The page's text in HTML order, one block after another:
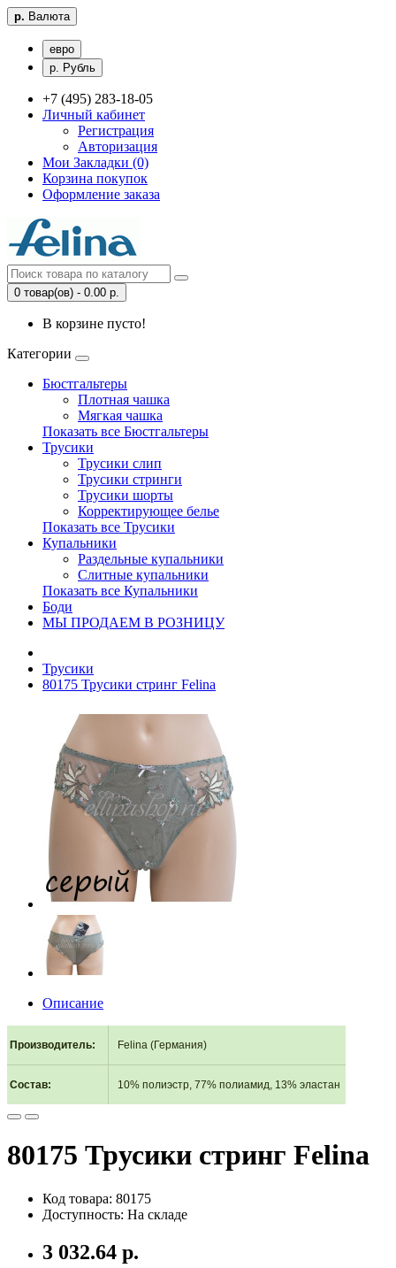
р. Валюта
евро
р. Рубль
+7 (495) 283-18-05
Личный кабинет
Регистрация
Авторизация
Мои Закладки (0)
Корзина покупок
Оформление заказа
0 товар(ов) - 0.00 р.
В корзине пусто!
Категории
Бюстгальтеры
Плотная чашка
Мягкая чашка
Показать все Бюстгальтеры
Трусики
Трусики слип
Трусики стринги
Трусики шорты
Корректирующее белье
Показать все Трусики
Купальники
Раздельные купальники
Слитные купальники
Показать все Купальники
Боди
МЫ ПРОДАЕМ В РОЗНИЦУ
Трусики
80175 Трусики стринг Felina
Описание
Производитель: Felina (Германия)
Состав: 10% полиэстр, 77% полиамид, 13% эластан
80175 Трусики стринг Felina
Код товара: 80175
Доступность: На складе
3 032.64 р.